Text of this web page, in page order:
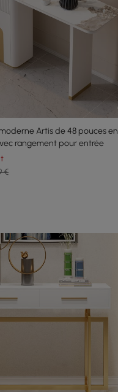
Artis de 48 pouces en
rangement pour entrée
€